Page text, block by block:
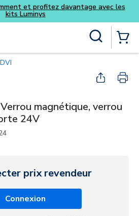
Skip to main content
et profitez davantage avec les
kits Luminys
CDVI
magnétique, verrou
24V
prix revendeur
Connexion